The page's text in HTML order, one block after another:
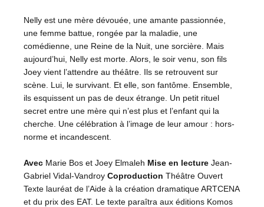
Nelly est une mère dévouée, une amante passionnée,
une femme battue, rongée par la maladie, une
comédienne, une Reine de la Nuit, une sorcière. Mais
aujourd’hui, Nelly est morte. Alors, le soir venu, son fils
Joey vient l’attendre au théâtre. Ils se retrouvent sur
scène. Lui, le survivant. Et elle, son fantôme. Ensemble,
ils esquissent un pas de deux étrange. Un petit rituel
secret entre une mère qui n’est plus et l’enfant qui la
cherche. Une célébration à l’image de leur amour : hors-
norme et incandescent.
Avec Marie Bos et Joey Elmaleh Mise en lecture Jean-
Gabriel Vidal-Vandroy Coproduction Théâtre Ouvert
Texte lauréat de l’Aide à la création dramatique ARTCENA
et du prix des EAT. Le texte paraîtra aux éditions Komos